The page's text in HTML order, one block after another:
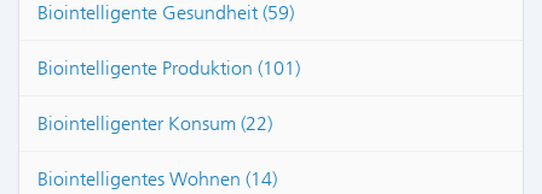
Biointelligente Gesundheit (59)
Biointelligente Produktion (101)
Biointelligenter Konsum (22)
Biointelligentes Wohnen (14)